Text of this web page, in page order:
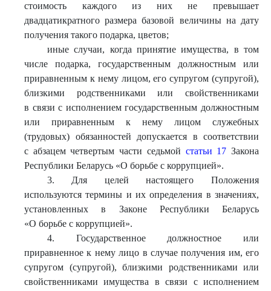
стоимость каждого из них не превышает
двадцатикратного размера базовой величины на дату
получения такого подарка, цветов;
иные случаи, когда принятие имущества, в том
числе подарка, государственным должностным или
приравненным к нему лицом, его супругом (супругой),
близкими родственниками или свойственниками
в связи с исполнением государственным должностным
или приравненным к нему лицом служебных
(трудовых) обязанностей допускается в соответствии
с абзацем четвертым части седьмой статьи 17 Закона
Республики Беларусь «О борьбе с коррупцией».
3. Для целей настоящего Положения
используются термины и их определения в значениях,
установленных в Законе Республики Беларусь
«О борьбе с коррупцией».
4. Государственное должностное или
приравненное к нему лицо в случае получения им, его
супругом (супругой), близкими родственниками или
свойственниками имущества в связи с исполнением